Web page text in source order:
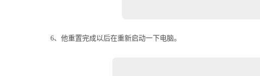
6、他重置完成以后在重新启动一下电脑。